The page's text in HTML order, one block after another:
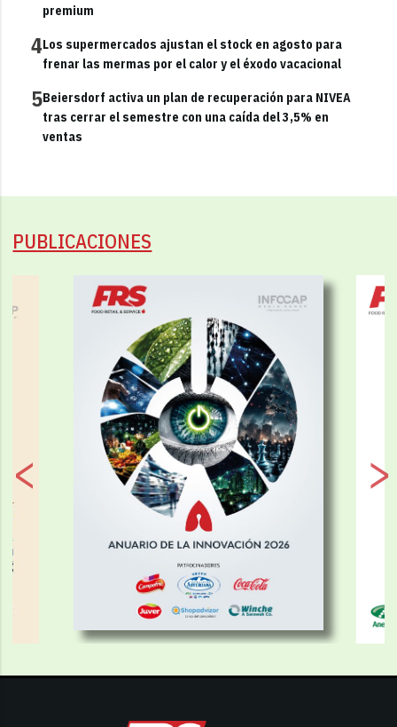
premium
4Los supermercados ajustan el stock en agosto para
frenar las mermas por el calor y el éxodo vacacional
5Beiersdorf activa un plan de recuperación para NIVEA
tras cerrar el semestre con una caída del 3,5% en
ventas
PUBLICACIONES